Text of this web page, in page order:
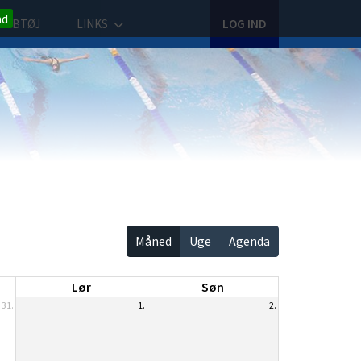
LINKS LOG IND
Måned Uge Agenda
Lør Søn
31. 1. 2.